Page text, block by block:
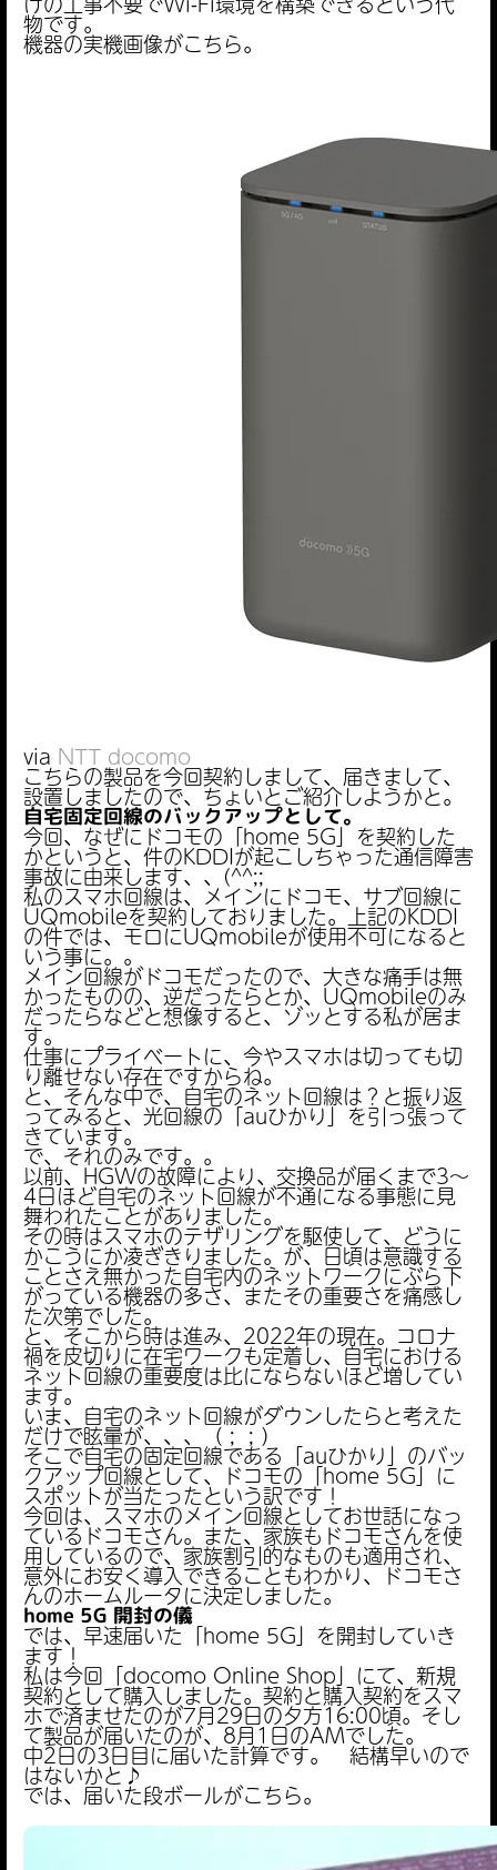
物です。
機器の実機画像がこちら。
via NTT docomo
こちらの製品を今回契約しまして、届きまして、
設置しましたので、ちょいとご紹介しようかと。
自宅固定回線のバックアップとして。
今回、なぜにドコモの「home 5G」を契約した
かというと、件のKDDIが起こしちゃった通信障害
事故に由来します、、(^^;;
私のスマホ回線は、メインにドコモ、サブ回線に
UQmobileを契約しておりました。上記のKDDI
の件では、モロにUQmobileが使用不可になると
いう事に。。
メイン回線がドコモだったので、大きな痛手は無
かったものの、逆だったらとか、UQmobileのみ
だったらなどと想像すると、ゾッとする私が居ま
す。
仕事にプライベートに、今やスマホは切っても切
り離せない存在ですからね。
と、そんな中で、自宅のネット回線は？と振り返
ってみると、光回線の「auひかり」を引っ張って
きています。
で、それのみです。。
以前、HGWの故障により、交換品が届くまで3〜
4日ほど自宅のネット回線が不通になる事態に見
舞われたことがありました。
その時はスマホのテザリングを駆使して、どうに
かこうにか凌ぎきりました。が、日頃は意識する
ことさえ無かった自宅内のネットワークにぶら下
がっている機器の多さ、またその重要さを痛感し
た次第でした。
と、そこから時は進み、2022年の現在。コロナ
禍を皮切りに在宅ワークも定着し、自宅における
ネット回線の重要度は比にならないほど増してい
ます。
いま、自宅のネット回線がダウンしたらと考えた
だけで眩暈が、、、（ ; ; ）
そこで自宅の固定回線である「auひかり」のバッ
クアップ回線として、ドコモの「home 5G」に
スポットが当たったという訳です！
今回は、スマホのメイン回線としてお世話になっ
ているドコモさん。また、家族もドコモさんを使
用しているので、家族割引的なものも適用され、
意外にお安く導入できることもわかり、ドコモさ
んのホームルータに決定しました。
home 5G 開封の儀
では、早速届いた「home 5G」を開封していき
ます！
私は今回「docomo Online Shop」にて、新規
契約として購入しました。契約と購入契約をスマ
ホで済ませたのが7月29日の夕方16:00頃。そし
て製品が届いたのが、8月1日のAMでした。
中2日の3日目に届いた計算です。 結構早いので
はないかと♪
では、届いた段ボールがこちら。